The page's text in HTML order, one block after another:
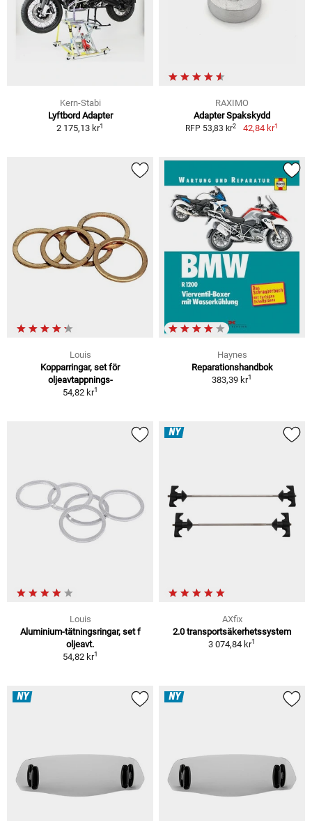
Kern-Stabi
Lyftbord Adapter
2 175,13 kr1
RAXIMO
Adapter Spakskydd
RFP 53,83 kr2 42,84 kr1
Louis
Kopparringar, set för
oljeavtappnings-
54,82 kr1
Haynes
Reparationshandbok
383,39 kr1
Louis
Aluminium-tätningsringar, set f
oljeavt.
54,82 kr1
NY
AXfix
2.0 transportsäkerhetssystem
3 074,84 kr1
NY NY